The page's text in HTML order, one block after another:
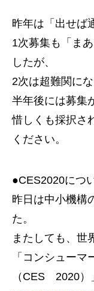
昨年は「出せば
1次募集も「ま
したが、
2次は超難関に
半年後には募集
惜しくも採択さ
ください。
●CES2020につ
昨日は中小機構
た。
またしても、世
「コンシュー
（CES 2020）